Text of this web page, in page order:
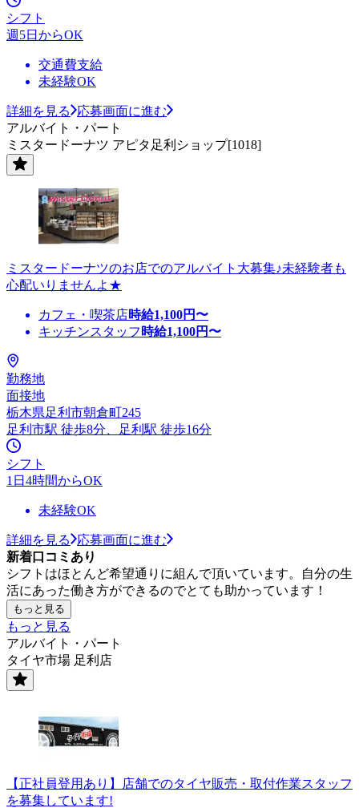
シフト
週5日からOK
交通費支給
未経験OK
詳細を見る
応募画面に進む
アルバイト・パート
ミスタードーナツ アピタ足利ショップ[1018]
ミスタードーナツのお店でのアルバイト大募集♪未経験者も
心配いりませんよ★
カフェ・喫茶店時給1,100円〜
キッチンスタッフ 時給1,100円〜
勤務地
面接地
栃木県足利市朝倉町245
足利市駅 徒歩8分、足利駅 徒歩16分
シフト
1日4時間からOK
未経験OK
詳細を見る
応募画面に進む
新着口コミあり
シフトはほとんど希望通りに組んで頂いています。自分の生
活にあった働き方ができるのでとても助かっています！
もっと見る
もっと見る
アルバイト・パート
タイヤ市場 足利店
【正社員登用あり】店舗でのタイヤ販売・取付作業スタッフ
を募集しています!